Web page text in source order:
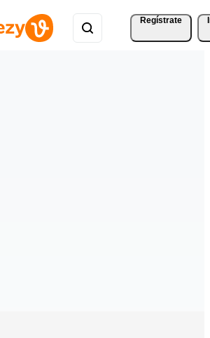
Regístrate